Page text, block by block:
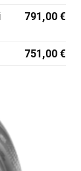
791,00 €
751,00 €